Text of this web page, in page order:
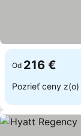
Od 216 €
Pozrieť ceny z(o)